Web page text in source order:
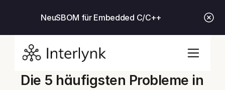
NeuSBOM für Embedded C/C++
Die 5 häufigsten Probleme in